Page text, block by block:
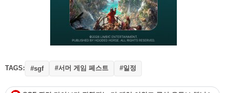
TAGS: #sgf #서머 게임 페스트 #일정